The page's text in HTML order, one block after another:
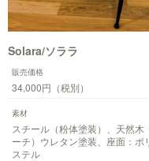
Solara/ソララ
販売価格
34,000円（税別）
素材
スチール（粉体塗装）、天然木
ーチ）ウレタン塗装、座面：ポ
ステル